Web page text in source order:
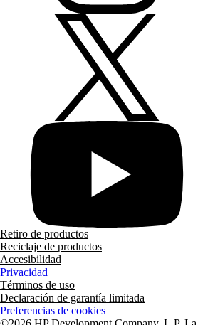
Retiro de productos
Reciclaje de productos
Accesibilidad
Privacidad
Términos de uso
Declaración de garantía limitada
Preferencias de cookies